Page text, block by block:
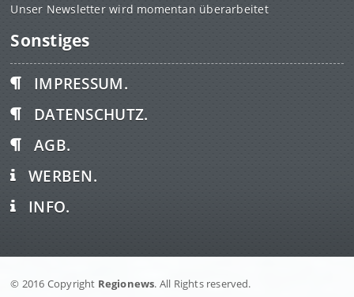
Unser Newsletter wird momentan überarbeitet
Sonstiges
IMPRESSUM.
DATENSCHUTZ.
AGB.
WERBEN.
INFO.
© 2016 Copyright Regionews. All Rights reserved.